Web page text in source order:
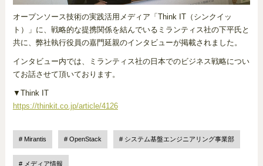
オープンソース技術の実践活用メディア「Think IT（シンクイッ
ト）」に、戦略的な提携関係を結んでいるミランティス社の下平氏と
共に、弊社執行役員の嘉門延親のインタビューが掲載されました。
インタビュー内では、ミランティス社の日本でのビジネス戦略につい
てお話させて頂いております。
▼Think IT
https://thinkit.co.jp/article/4126
Mirantis OpenStack システム基盤エンジニアリング事業部
メディア情報